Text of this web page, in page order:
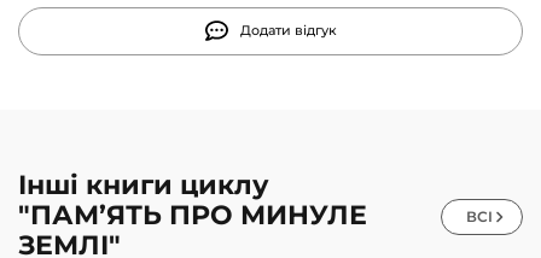
Додати відгук
Інші книги циклу
"ПАМ’ЯТЬ ПРО МИНУЛЕ
ЗЕМЛІ"
ВСІ